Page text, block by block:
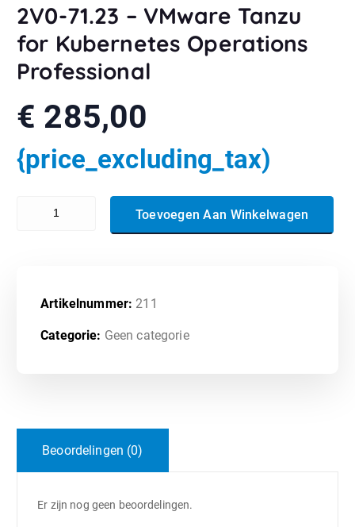
2V0-71.23 – VMware Tanzu
for Kubernetes Operations
Professional
€ 285,00
{price_excluding_tax)
Toevoegen Aan Winkelwagen
Artikelnummer: 211
Categorie: Geen categorie
Beoordelingen (0)
Er zijn nog geen beoordelingen.